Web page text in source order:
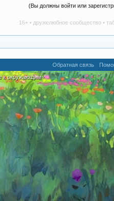
(Вы должны войти или
• дружелюбное сообщество • табак
Обратная связь
к окружающим~